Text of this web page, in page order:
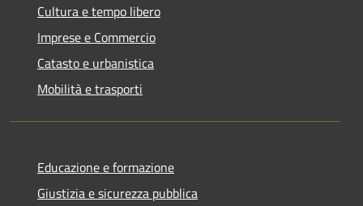
Cultura e tempo libero
Imprese e Commercio
Catasto e urbanistica
Mobilità e trasporti
Educazione e formazione
Giustizia e sicurezza pubblica